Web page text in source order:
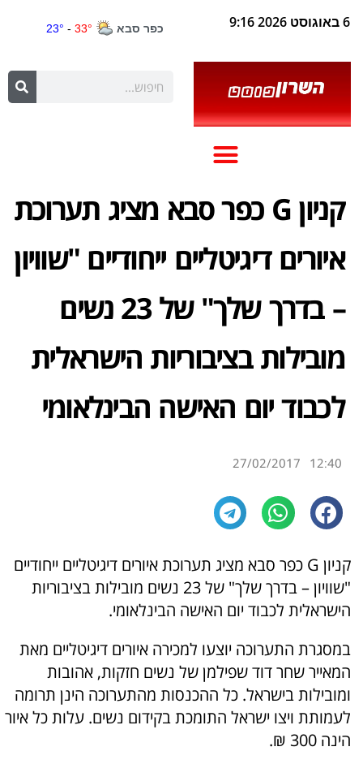
6 באוגוסט 2026 9:16
קניון G כפר סבא מציג תערוכת
איורים דיגיטליים ייחודיים "שוויון
– בדרך שלך" של 23 נשים
מובילות בציבוריות הישראלית
לכבוד יום האישה הבינלאומי
12:40
27/02/2017
קניון G כפר סבא מציג תערוכת איורים דיגיטליים ייחודיים
"שוויון – בדרך שלך" של 23 נשים מובילות בציבוריות
הישראלית לכבוד יום האישה הבינלאומי.
במסגרת התערוכה יוצעו למכירה איורים דיגיטליים מאת
המאייר שחר דוד שפילמן של נשים חזקות, אהובות
ומובילות בישראל. כל ההכנסות מהתערוכה הינן תרומה
לעמותת ויצו ישראל התומכת בקידום נשים. עלות כל איור
הינה 300 ₪.